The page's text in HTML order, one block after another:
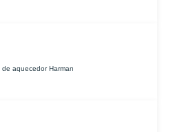
de aquecedor Harman